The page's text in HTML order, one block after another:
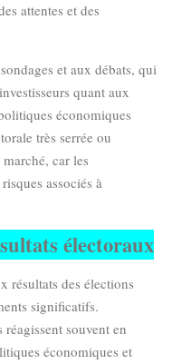
attentes et des
et aux débats, qui
quant aux
économiques
très serrée ou
car les
associés à
électoraux
résultats des élections
significatifs.
souvent en
économiques et